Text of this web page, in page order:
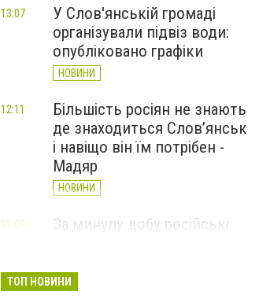
У Слов'янській громаді
організували підвіз води:
опубліковано графіки
НОВИНИ
13:07
Більшість росіян не знають
де знаходиться Слов’янськ
і навіщо він їм потрібен -
Мадяр
НОВИНИ
12:11
За минулу добу російські
великої війни: 6 серпня
11:09
ТОП НОВИНИ